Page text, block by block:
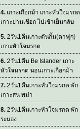
4. เกาะเกือกม้า เกาะหัวใจมรกต
เกาะย่านเชือก ไปเช้าเย็นกลับ
5. 2วัน1คืนเกาะดันกิ้น(ตาฟุก)
เกาะหัวใจมรกต
6. 2วัน1คืน Be Islander เกาะ
หัวใจมรกต นอนเกาะเกือกม้า
7. 2วัน1คืนเกาะหัวใจมรกต พัก
เกาะสน พม่า
8. 2วัน1คืนเกาะหัวใจมรกต พัก
ระนอง